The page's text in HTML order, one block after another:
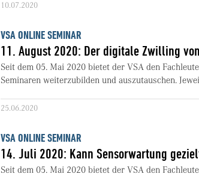
10.07.2020
VSA ONLINE SEMINAR
11. August 2020: Der digitale Zwilling
Seit dem 05. Mai 2020 bietet der VSA den
Seminaren weiterzubilden und auszutauschen.
25.06.2020
VSA ONLINE SEMINAR
14. Juli 2020: Kann Sensorwartung
Seit dem 05. Mai 2020 bietet der VSA den